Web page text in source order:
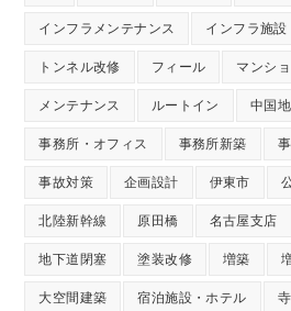
インフラメンテナンス インフラ施設
トンネル改修 フィール マンシ
メンテナンス ルートイン 中国
事務所・オフィス 事務所新築
事故対策 企画設計 伊東市
北陸新幹線 原田橋 名古屋支店
地下道閉塞 塗装改修 増築
大空間建築 宿泊施設・ホテル